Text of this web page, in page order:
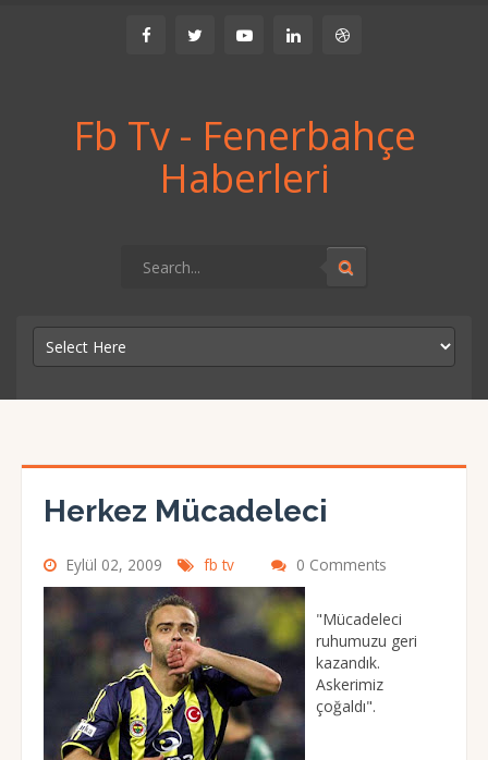
Fb Tv - Fenerbahçe
Haberleri
Herkez Mücadeleci
Eylül 02, 2009 fb tv 0 Comments
"Mücadeleci
ruhumuzu geri
kazandık.
Askerimiz
çoğaldı".